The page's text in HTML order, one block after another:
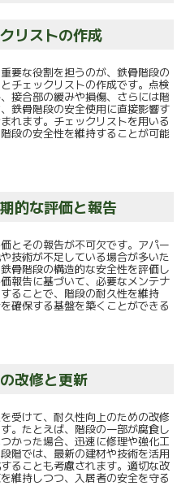
リストの作成
要な役割を担うのが、鉄骨階段の
チェックリストの作成です。点検
接合部の緩みや損傷、さらには階
鉄骨階段の安全使用に直接影響す
れます。チェックリストを用いる
段の安全性を維持することが可能
的な評価と報告
とその報告が不可欠です。アパー
技術が不足している場合が多いた
骨階段の構造的な安全性を評価し
報告に基づいて、必要なメンテナ
ることで、階段の耐久性を維持
確保する基盤を築くことができる
改修と更新
受けて、耐久性向上のための改修
。たとえば、階段の一部が腐食し
かった場合、迅速に修理や強化工
階では、最新の建材や技術を活用
ることも考慮されます。適切な改
維持しつつ、入居者の安全を守る